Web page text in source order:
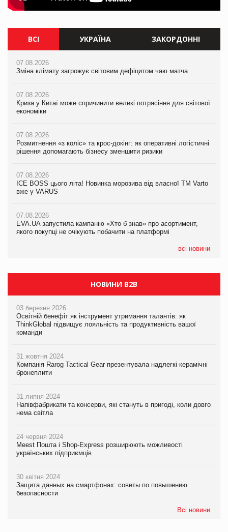
ВСІ УКРАЇНА ЗАКОРДОННІ
07.08.2026
Зміна клімату загрожує світовим дефіцитом чаю матча
07.08.2026
Криза у Китаї може спричинити великі потрясіння для світової
економіки
07.08.2026
Розмитнення «з коліс» та крос-докінг: як оперативні логістичні
рішення допомагають бізнесу зменшити ризики
07.08.2026
ICE BOSS цього літа! Новинка морозива від власної ТМ Varto
вже у VARUS
07.08.2026
EVA.UA запустила кампанію «Хто б знав» про асортимент,
якого покупці не очікують побачити на платформі
всі новини
07.08.2026
Зміна клімату загрожує світовим дефіцитом чаю матча
07.08.2026
Криза у Китаї може спричинити великі потрясіння для світової
економіки
07.08.2026
Розмитнення «з коліс» та крос-докінг: як оперативні логістичні
рішення допомагають бізнесу зменшити ризики
07.08.2026
ICE BOSS цього літа! Новинка морозива від власної ТМ Varto
вже у VARUS
07.08.2026
EVA.UA запустила кампанію «Хто б знав» про асортимент,
якого покупці не очікують побачити на платформі
07.08.2026
Зміна клімату загрожує світовим дефіцитом чаю матча
07.08.2026
Криза у Китаї може спричинити великі потрясіння для світової
економіки
07.08.2026
Kraft Heinz скоротила збиток у першому півріччі
Продажі Hugo Boss впали на 9%
НОВИНИ B2B
03 березня 2026
Освітній бенефіт як інструмент утримання талантів: як
ThinkGlobal підвищує лояльність та продуктивність вашої
команди
31 жовтня 2024
Компанія Rarog Tactical Gear презентувала надлегкі керамічні
бронеплити
31 липня 2024
Напівфабрикати та консерви, які стануть в пригоді, коли довго
нема світла
24 червня 2024
Meest Пошта і Shop-Express розширюють можливості
українських підприємців
30 квітня 2024
Защита данных на смартфонах: советы по повышению
безопасности
Всі новини